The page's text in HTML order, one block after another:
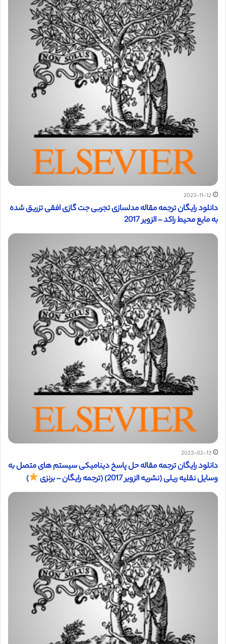
2023-11-12
دانلود رایگان ترجمه مقاله مدلسازی تجربی جت گازی افقی تزریق شده
به مایع محیط راکد – الزویر 2017
2023-02-13
دانلود رایگان ترجمه مقاله حل پاسخ دینامیکی سیستم های متصل به
وسایل نقلیه ریلی (نشریه الزویر 2017) (ترجمه رایگان – برنزی
)